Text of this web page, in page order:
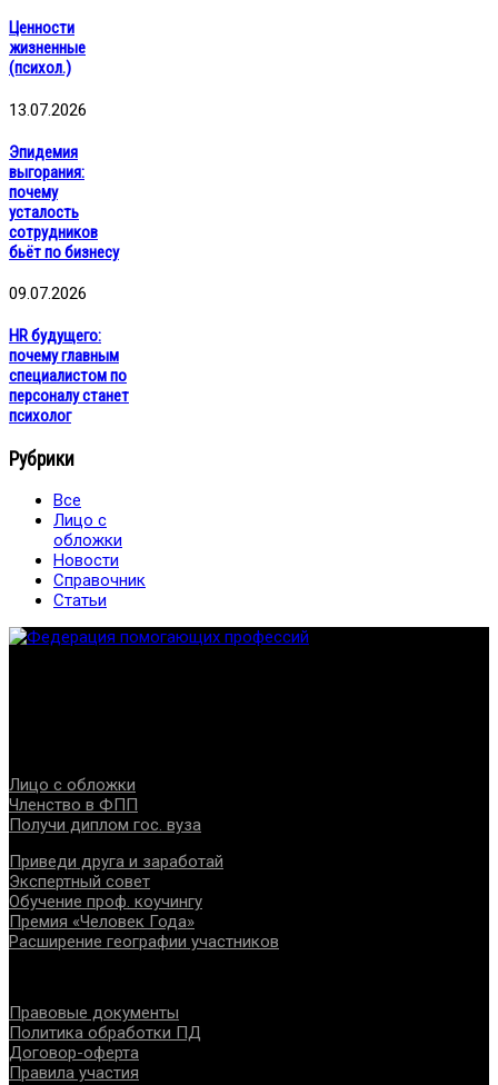
Ценности
жизненные
(психол.)
13.07.2026
Эпидемия
выгорания:
почему
усталость
сотрудников
бьёт по бизнесу
09.07.2026
HR будущего:
почему главным
специалистом по
персоналу станет
психолог
Рубрики
Все
Лицо с
обложки
Новости
Справочник
Статьи
Лицо с обложки
Членство в ФПП
Получи диплом гос. вуза
Приведи друга и заработай
Экспертный совет
Обучение проф. коучингу
Премия «Человек Года»
Расширение географии участников
Правовые документы
Политика обработки ПД
Договор-оферта
Правила участия